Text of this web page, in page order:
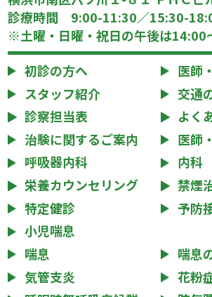
診療時間 9:00-11:30／15:30-
※土曜・日曜・祝日の午後は14:00
初診の方へ
医師
スタッフ紹介
交通
診察担当表
よく
治験に関するご案内
医師
呼吸器内科
内科
栄養カウンセリング
禁煙
特定健診
予防
小児喘息
喘息
喘息
気管支炎
花粉